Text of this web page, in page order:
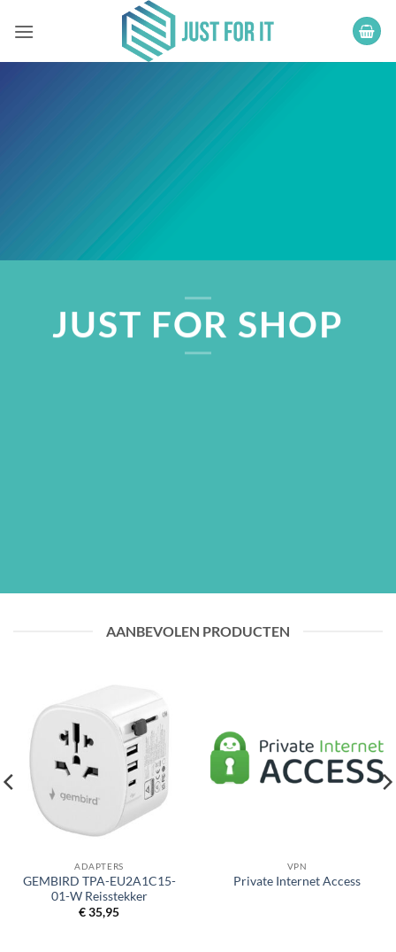
naar
JUST FOR SHOP
AANBEVOLEN PRODUCTEN
ADAPTERS
GEMBIRD TPA-EU2A1C15-
01-W Reisstekker
€35,95
VPN
Private Internet Access